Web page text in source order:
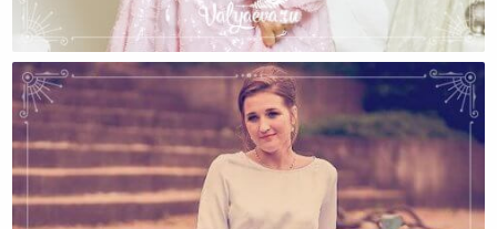
Почему «женственность» Не Работает?